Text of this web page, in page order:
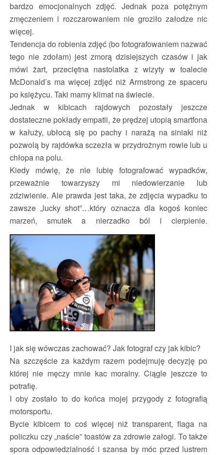
bardzo emocjonalnych zdjęć. Jednak poza potężnym
zmęczeniem i rozczarowaniem nie groziło załodze nic
więcej.
Tendencja do robienia zdjęć (bo fotografowaniem nazwać
tego nie zdołam) jest zmorą dzisiejszych czasów i jak
mówi żart, przeciętna nastolatka z wizyty w toalecie
McDonald’s ma więcej zdjęć niż Armstrong ze spaceru
po księżycu. Taki mamy klimat na świecie.
Jednak w kibicach rajdowych pozostały jeszcze
dostateczne pokłady empatii, że prędzej utopią smartfona
w kałuży, ubłocą się po pachy i narażą na siniaki niż
pozwolą by rajdówka sczezła w przydrożnym rowie lub u
chłopa na polu.
Kiedy mówię, że nie lubię fotografować wypadków,
przeważnie towarzyszy mi niedowierzanie lub
zdziwienie. Ale prawda jest taka, że zdjęcia wypadku to
zawsze „lucky shot”…który oznacza dla kogoś koniec
marzeń, smutek a nierzadko ból i cierpienie.
I jak się wówczas zachować? Jak fotograf czy jak kibic?
Na szczęście za każdym razem podejmuję decyzję po
której nie męczy mnie kac moralny. Ciągle jeszcze to
potrafię.
I oby zostało to do końca mojej przygody z fotografią
motorsportu.
Bycie kibicem to coś więcej niż transparent, flaga na
policzku czy „naście” toastów za zdrowie załogi. To także
spora odpowiedzialność i szansa by móc przed lustrem